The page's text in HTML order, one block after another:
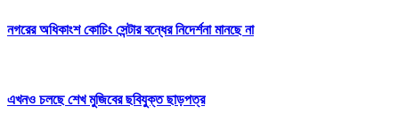
নগরের অধিকাংশ কোচিং সেন্টার বন্ধের নিদের্শনা মানছে না
এখনও চলছে শেখ মুজিবের ছবিযুক্ত ছাড়পত্র